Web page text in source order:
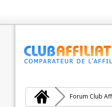
Forum Club